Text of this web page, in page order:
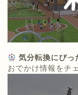
気分転換にぴっ
おでかけ情報をチ